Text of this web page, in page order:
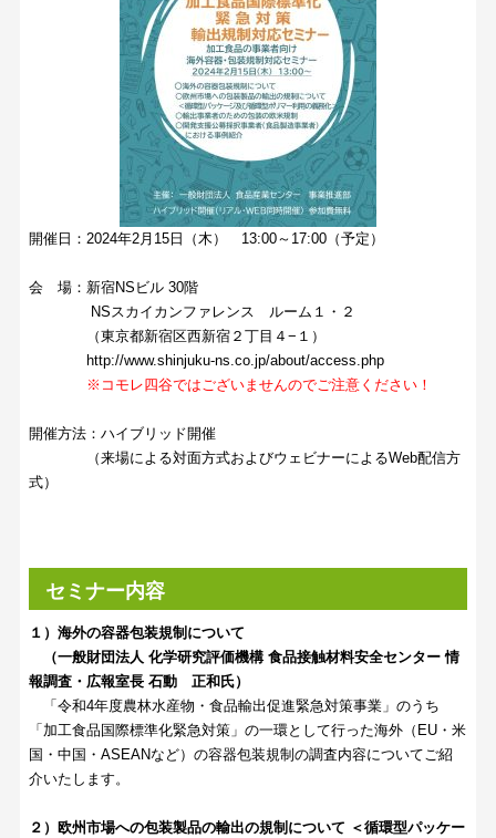
開催日：2024年2月15日（木） 13:00～17:00（予定）
会 場：新宿NSビル 30階
NSスカイカンファレンス ルーム１・２
（東京都新宿区西新宿２丁目４−１）
http://www.shinjuku-ns.co.jp/about/access.php
※コモレ四谷ではございませんのでご注意ください！
開催方法：ハイブリッド開催
（来場による対面方式およびウェビナーによるWeb配信方
式）
セミナー内容
１）海外の容器包装規制について
（一般財団法人 化学研究評価機構 食品接触材料安全センター 情
報調査・広報室長 石動 正和氏）
「令和4年度農林水産物・食品輸出促進緊急対策事業」のうち
「加工食品国際標準化緊急対策」の一環として行った海外（EU・米
国・中国・ASEANなど）の容器包装規制の調査内容についてご紹
介いたします。
２）欧州市場への包装製品の輸出の規制について ＜循環型パッケー